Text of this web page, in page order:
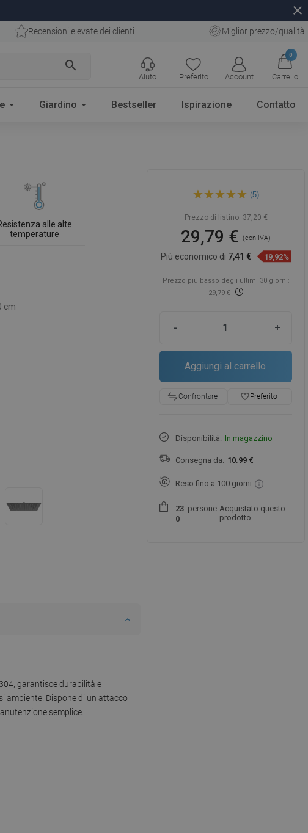
close
Recensioni elevate dei clienti Miglior prezzo/qualità
search
Preferito Account
0
Carrello
Aiuto
Giardino Bestseller Ispirazione Contatto
alle alte
temperature
cm
garantisce durabilità e
ambiente. Dispone di un attacco
semplice.
Mexen Slim soffione doccia
30 x 30 cm, nero - 79130-70
(5)
Prezzo di listino: 37,20 €
29,79 €(con IVA)
Più economico di 7,41 € 19,92%
Prezzo più basso degli ultimi 30 giorni:
29,79 €
- +
Aggiungi al carrello
Confrontare favorite_borderPreferito
Disponibilità: In magazzino
Consegna da: 10.99 €
Reso fino a 100 giorni
23
0
persone Acquistato questo
prodotto.